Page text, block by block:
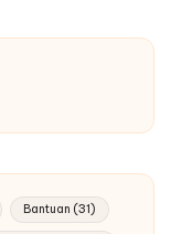
Bantuan (31)